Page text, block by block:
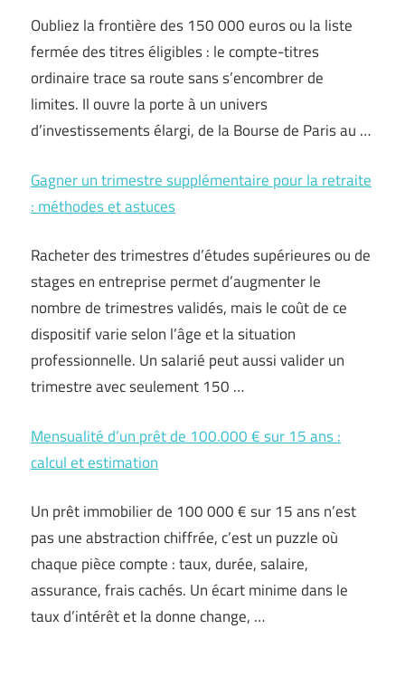
Oubliez la frontière des 150 000 euros ou la liste
fermée des titres éligibles : le compte-titres
ordinaire trace sa route sans s’encombrer de
limites. Il ouvre la porte à un univers
d’investissements élargi, de la Bourse de Paris au …
Gagner un trimestre supplémentaire pour la retraite
: méthodes et astuces
Racheter des trimestres d’études supérieures ou de
stages en entreprise permet d’augmenter le
nombre de trimestres validés, mais le coût de ce
dispositif varie selon l’âge et la situation
professionnelle. Un salarié peut aussi valider un
trimestre avec seulement 150 …
Mensualité d’un prêt de 100.000 € sur 15 ans :
calcul et estimation
Un prêt immobilier de 100 000 € sur 15 ans n’est
pas une abstraction chiffrée, c’est un puzzle où
chaque pièce compte : taux, durée, salaire,
assurance, frais cachés. Un écart minime dans le
taux d’intérêt et la donne change, …